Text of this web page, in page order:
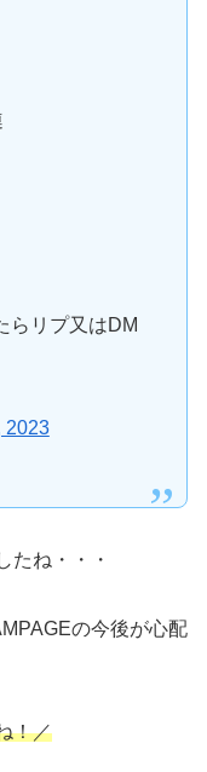
らリプ又はDM
2023
たね・・・
の今後が心配
！／